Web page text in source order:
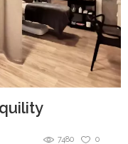
0
7480